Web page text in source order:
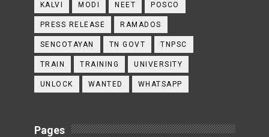
KALVI MODI NEET POSCO
PRESS RELEASE RAMADOS
SENCOTAYAN TN GOVT TNPSC
TRAIN TRAINING UNIVERSITY
UNLOCK WANTED WHATSAPP
Pages